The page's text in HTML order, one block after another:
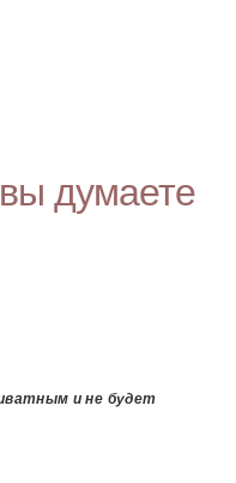
думаете
и не будет